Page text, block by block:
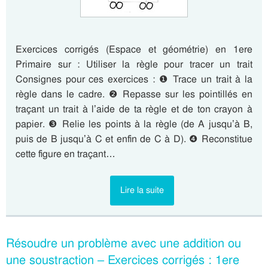
Exercices corrigés (Espace et géométrie) en 1ere
Primaire sur : Utiliser la règle pour tracer un trait
Consignes pour ces exercices : ❶ Trace un trait à la
règle dans le cadre. ❷ Repasse sur les pointillés en
traçant un trait à l’aide de ta règle et de ton crayon à
papier. ❸ Relie les points à la règle (de A jusqu’à B,
puis de B jusqu’à C et enfin de C à D). ❹ Reconstitue
cette figure en traçant…
Lire la suite
Résoudre un problème avec une addition ou
une soustraction – Exercices corrigés : 1ere